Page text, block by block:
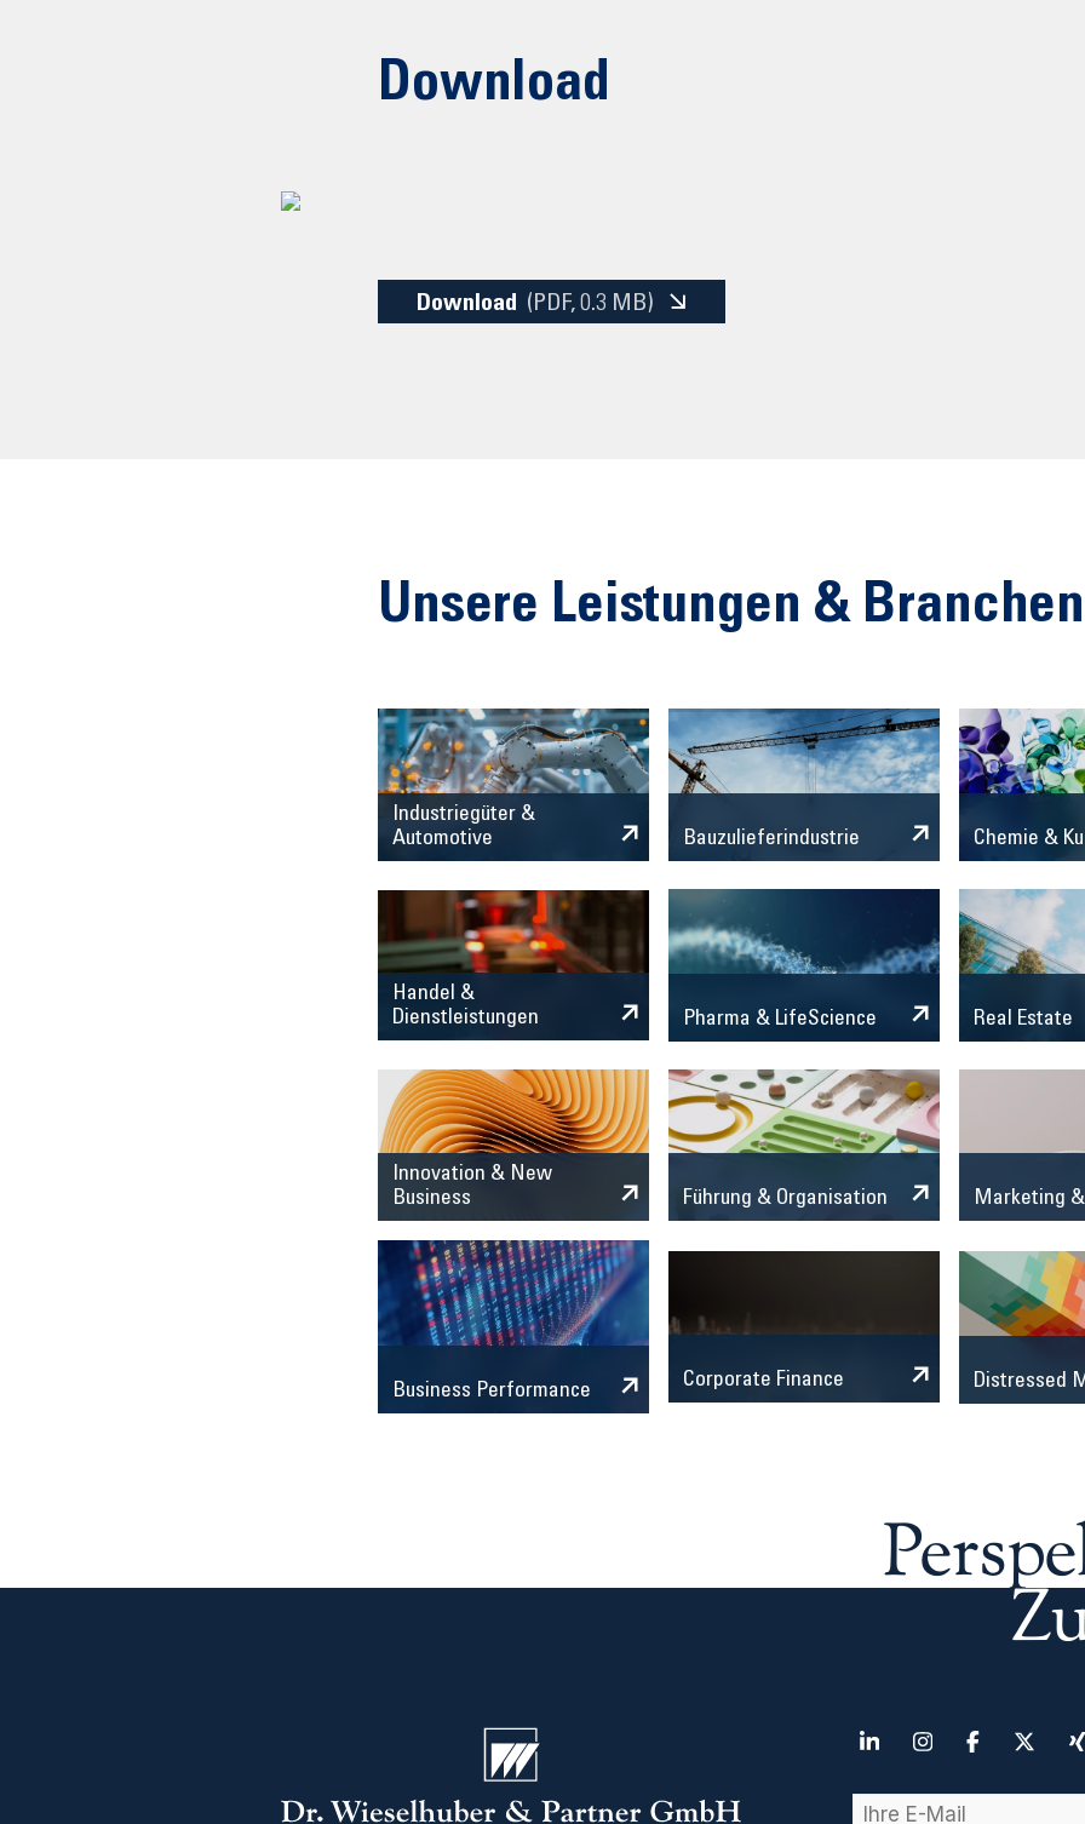
Download
Download (PDF, 0.3 MB)
Unsere Leistungen & Branchen
Industriegüter &
Automotive
Bauzulieferindustrie Chemie &
Handel &
Dienstleistungen
Pharma & LifeScience Real Estate
Innovation & New
Business
Führung & Organisation Marketing
Business Performance Corporate Finance Distressed